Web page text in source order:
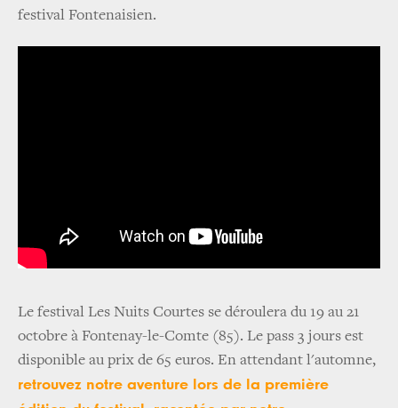
festival Fontenaisien.
Le festival Les Nuits Courtes se déroulera du 19 au 21
octobre à Fontenay-le-Comte (85). Le pass 3 jours est
disponible au prix de 65 euros. En attendant l'automne,
retrouvez notre aventure lors de la première